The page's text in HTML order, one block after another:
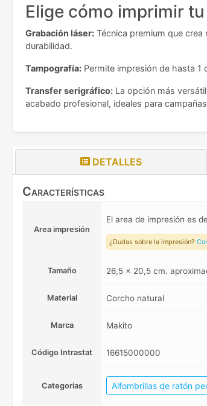
Elige cómo imprimir
Grabación láser: Técnica premium que
durabilidad.
Tampografía: Permite impresión de hasta
Transfer serigráfico: La opción más
acabado profesional, ideales para
DETALLES
Características
Area impresión
El area de impresión es
¿Dudas sobre la impresión?
Tamaño 26,5 x 20,5 cm.
Material Corcho natural
Marca Makito
Código Intrastat 16615000000
Categorias Alfombrillas de ratón